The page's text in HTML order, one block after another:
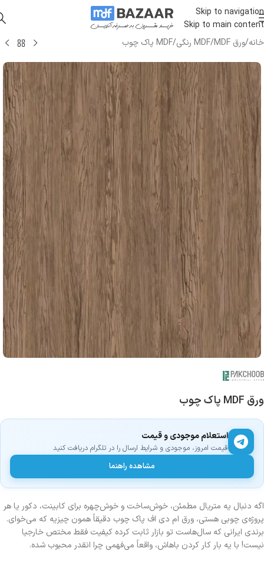
Skip to navigation
Skip to main content
خانه/ورق MDF /MDF رنگی /MDF پاک چوب
ورق MDF پاک چوب
استعلام موجودی و قیمت
قیمت امروز، موجودی و شرایط ارسال را در تلگرام دریافت کنید
مشاهده راهنما
اگه دنبال یه متریال مطمئن، خوش‌ساخت و خوش‌چهره برای کابینت، دکور یا هر
پروژه‌ی چوبی هستی، ورق ام دی اف پاک چوب دقیقاً همون چیزیه که می‌خوای.
برندی ایرانی که سال‌هاست تو بازار ثابت کرده کیفیت فقط مختص خارجیا
نیست! با یه بار کار کردن باهاش، واقعاً می‌فهمی چرا انقدر محبوب شده.